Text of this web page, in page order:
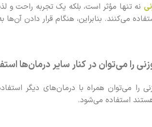
نه تنها مؤثر است، بلکه یک تجربه راحت
می‌کنند. بنابراین، هنگام قرار دادن
را می‌توان در کنار سایر درمان‌ها
را می‌توان همراه با درمان‌های دیگر
استفاده می‌شود.